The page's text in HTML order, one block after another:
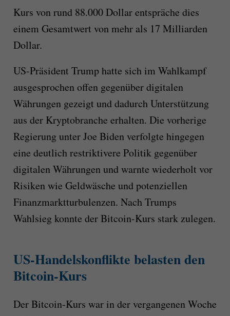
Kurs von rund 88.000 Dollar entspräche dies
einem Gesamtwert von mehr als 17 Milliarden
Dollar.
US-Präsident Trump hatte sich im Wahlkampf
ausgesprochen offen gegenüber digitalen
Währungen gezeigt und dadurch Unterstützung
aus der Kryptobranche erhalten. Die vorherige
Regierung unter Joe Biden verfolgte hingegen
eine deutlich restriktivere Politik gegenüber
digitalen Währungen und warnte wiederholt vor
Risiken wie Geldwäsche und potenziellen
Finanzmarktturbulenzen. Nach Trumps
Wahlsieg konnte der Bitcoin-Kurs stark zulegen.
US-Handelskonflikte belasten den
Bitcoin-Kurs
Der Bitcoin-Kurs war in der vergangenen Woche